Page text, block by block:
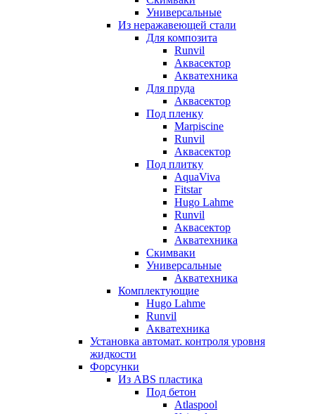
Универсальные
Из неражавеющей стали
Для композита
Runvil
Аквасектор
Акватехника
Для пруда
Аквасектор
Под пленку
Marpiscine
Runvil
Аквасектор
Под плитку
AquaViva
Fitstar
Hugo Lahme
Runvil
Аквасектор
Акватехника
Скимваки
Универсальные
Акватехника
Комплектующие
Hugo Lahme
Runvil
Акватехника
Установка автомат. контроля уровня
жидкости
Форсунки
Из ABS пластика
Под бетон
Atlaspool